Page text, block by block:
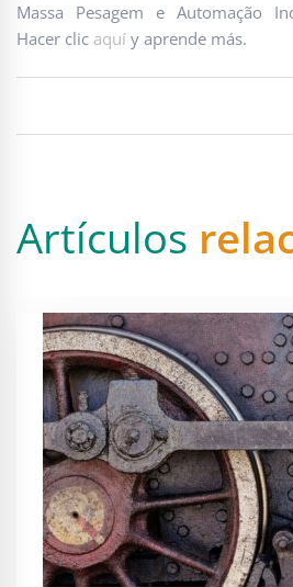
Massa Pesagem e Automação
Hacer clic aquí y aprende más.
Artículos